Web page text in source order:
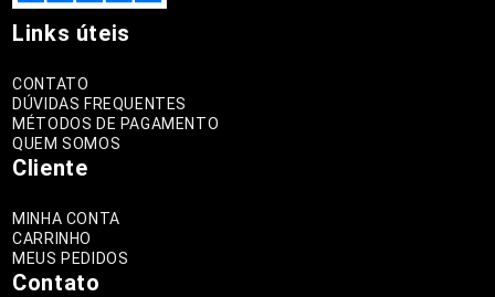
Links úteis
CONTATO
DÚVIDAS FREQUENTES
MÉTODOS DE PAGAMENTO
QUEM SOMOS
Cliente
MINHA CONTA
CARRINHO
MEUS PEDIDOS
Contato